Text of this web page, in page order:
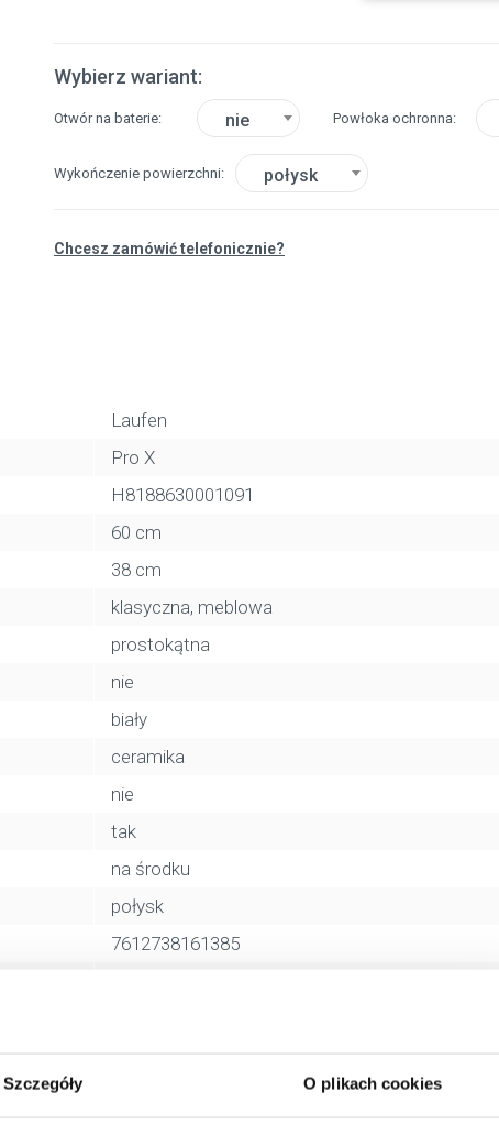
Szczegóły O plikach cookies
Wybierz wariant:
Otwór na baterie nie Powłoka ochronna
Wykończenie powierzchni połysk
Chcesz zamówić telefonicznie?
Laufen
Pro X
H8188630001091
60 cm
38 cm
klasyczna, meblowa
prostokątna
nie
biały
ceramika
nie
tak
na środku
połysk
7612738161385
Zobacz